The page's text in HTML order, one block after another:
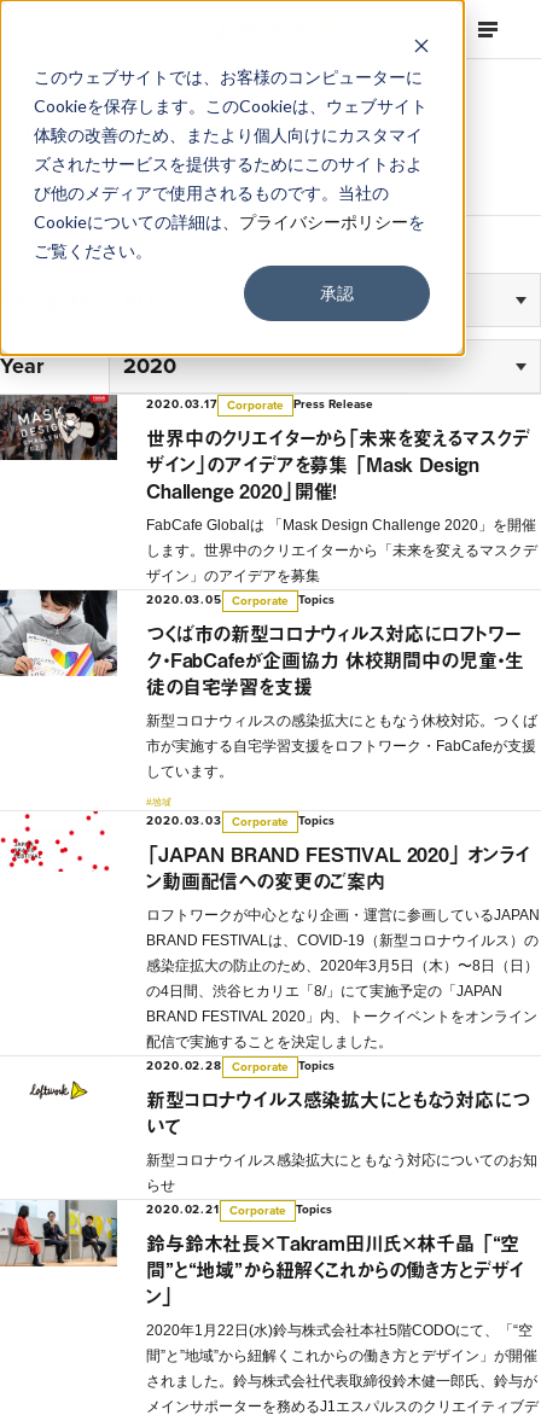
このウェブサイトでは、お客様のコンピューターに
Cookieを保存します。このCookieは、ウェブサイト
体験の改善のため、またより個人向けにカスタマイ
ズされたサービスを提供するためにこのサイトおよ
び他のメディアで使用されるものです。当社の
Cookieについての詳細は、 プライバシーポリシーを
ご覧ください。
承認
News
ロフトワークからお届けするニュースとトピック
Year
2020.03.17 Corporate Press Release
世界中のクリエイターから「未来を変えるマスクデ
ザイン」のアイデアを募集 「Mask Design
Challenge 2020」開催！
FabCafe Globalは 「Mask Design Challenge 2020」を開催
します。世界中のクリエイターから「未来を変えるマスクデ
ザイン」のアイデアを募集
2020.03.05 Corporate Topics
つくば市の新型コロナウィルス対応にロフトワー
ク・FabCafeが企画協力 休校期間中の児童・生
徒の自宅学習を支援
新型コロナウィルスの感染拡大にともなう休校対応。つくば
市が実施する自宅学習支援をロフトワーク・FabCafeが支援
しています。
#地域
2020.03.03 Corporate Topics
「JAPAN BRAND FESTIVAL 2020」 オンライ
ン動画配信への変更のご案内
ロフトワークが中心となり企画・運営に参画しているJAPAN
BRAND FESTIVALは、COVID-19（新型コロナウイルス）の
感染症拡大の防止のため、2020年3月5日（木）〜8日（日）
の4日間、渋谷ヒカリエ「8/」にて実施予定の「JAPAN
BRAND FESTIVAL 2020」内、トークイベントをオンライン
配信で実施することを決定しました。
2020.02.28 Corporate Topics
新型コロナウイルス感染拡大にともなう対応につ
いて
新型コロナウイルス感染拡大にともなう対応についてのお知
らせ
2020.02.21 Corporate Topics
鈴与鈴木社長×Takram田川氏×林千晶 「“空
間”と“地域”から紐解くこれからの働き方とデザイ
ン」
2020年1月22日(水)鈴与株式会社本社5階CODOにて、「“空
間”と”地域”から紐解くこれからの働き方とデザイン」が開催
されました。鈴与株式会社代表取締役鈴木健一郎氏、鈴与が
メインサポーターを務めるJ1エスパルスのクリエイティブデ